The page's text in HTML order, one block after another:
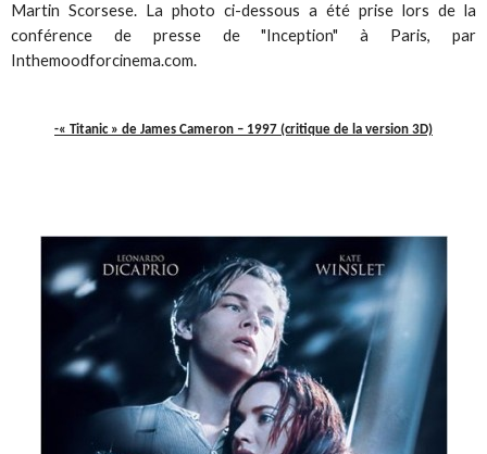
Martin Scorsese. La photo ci-dessous a été prise lors de la
conférence de presse de "Inception" à Paris, par
Inthemoodforcinema.com.
-« Titanic » de James Cameron – 1997 (critique de la version 3D)